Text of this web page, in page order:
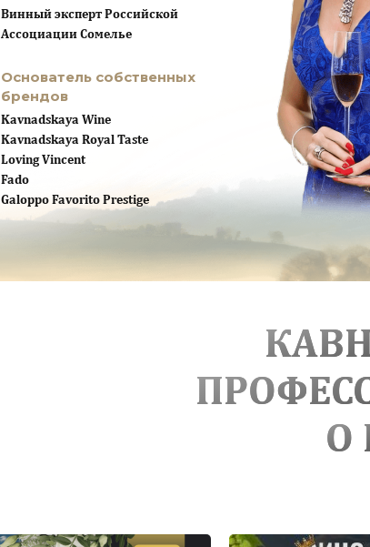
Винный эксперт Российской
Ассоциации Сомелье
Основатель собственных
брендов
Kavnadskaya Wine
Kavnadskaya Royal Taste
Loving Vincent
Fado
Galoppo Favorito Prestige
О